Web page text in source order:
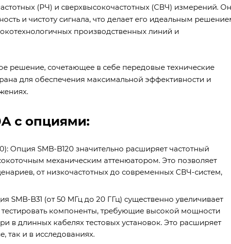
(РЧ) и сверхвысокочастотных (СВЧ) измерений. Он
и чистоту сигнала, что делает его идеальным
производственных линий и
решение, сочетающее в себе передовые технические
для обеспечения максимальной эффективности и
с опциями:
Опция SMB-B120 значительно расширяет частотный
механическим аттенюатором. Это позволяет
от низкочастотных до современных СВЧ-систем,
SMB-B31 (от 50 МГц до 20 ГГц) существенно увеличивает
компоненты, требующие высокой мощности
в длинных кабелях тестовых установок. Это расширяет
так и в исследованиях.